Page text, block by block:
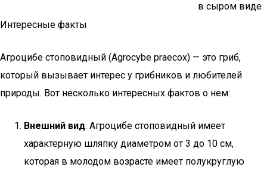
в сыром виде
Интересные факты
Агроцибе стоповидный (Agrocybe praecox) — это гриб,
который вызывает интерес у грибников и любителей
природы. Вот несколько интересных фактов о нем:
Внешний вид: Агроцибе стоповидный имеет
характерную шляпку диаметром от 3 до 10 см,
которая в молодом возрасте имеет полукруглую